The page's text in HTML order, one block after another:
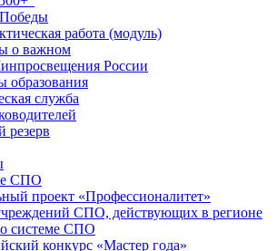
работа (модуль)
о важном
России
образования
служба
резерв
СПО
проект «Профессионалитет»
СПО, действующих в регионе
системе СПО
конкурс «Мастер года»